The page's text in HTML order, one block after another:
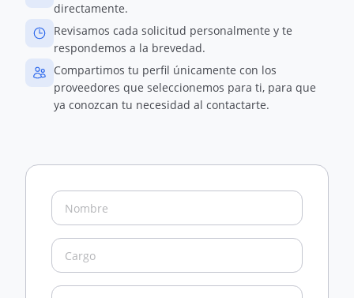
directamente.
Revisamos cada solicitud personalmente y te
respondemos a la brevedad.
Compartimos tu perfil únicamente con los
proveedores que seleccionemos para ti, para que
ya conozcan tu necesidad al contactarte.